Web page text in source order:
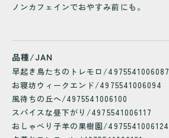
ノンカフェインでおやすみ前にも。
品種/JAN
早起き鳥たちのトレモロ/4975541006087
お寝坊ウィークエンド/4975541006094
風待ちの丘へ/4975541006100
スパイスな昼下がり/4975541006117
おしゃべり子羊の果樹園/4975541006124